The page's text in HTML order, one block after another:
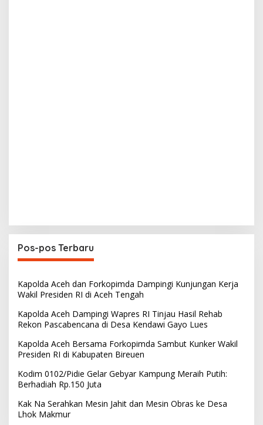
Pos-pos Terbaru
Kapolda Aceh dan Forkopimda Dampingi Kunjungan Kerja
Wakil Presiden RI di Aceh Tengah
Kapolda Aceh Dampingi Wapres RI Tinjau Hasil Rehab
Rekon Pascabencana di Desa Kendawi Gayo Lues
Kapolda Aceh Bersama Forkopimda Sambut Kunker Wakil
Presiden RI di Kabupaten Bireuen
Kodim 0102/Pidie Gelar Gebyar Kampung Meraih Putih:
Berhadiah Rp.150 Juta
Kak Na Serahkan Mesin Jahit dan Mesin Obras ke Desa
Lhok Makmur